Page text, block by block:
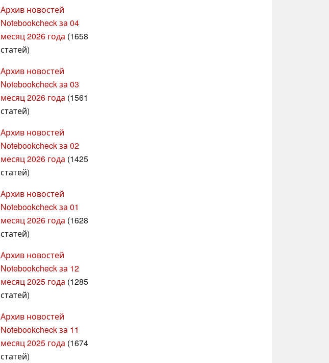
Архив новостей
Notebookcheck за 04
месяц 2026 года (1658
статей)
Архив новостей
Notebookcheck за 03
месяц 2026 года (1561
статей)
Архив новостей
Notebookcheck за 02
месяц 2026 года (1425
статей)
Архив новостей
Notebookcheck за 01
месяц 2026 года (1628
статей)
Архив новостей
Notebookcheck за 12
месяц 2025 года (1285
статей)
Архив новостей
Notebookcheck за 11
месяц 2025 года (1674
статей)